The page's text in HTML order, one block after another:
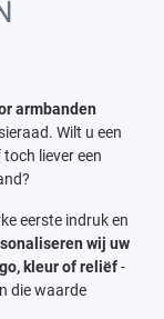
armbanden
Wilt u een
liever een
eerste indruk en
wij uw
kleur of reliëf-
die waarde